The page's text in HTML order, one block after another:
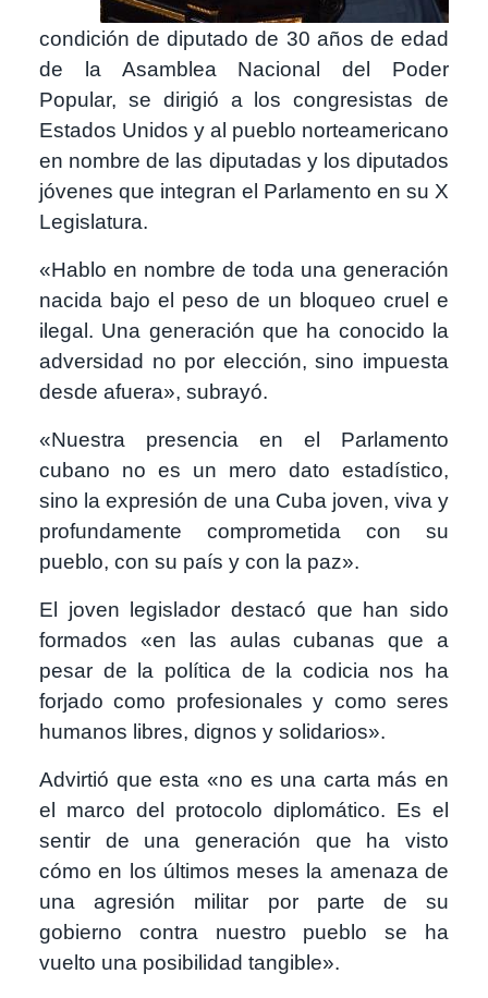
condición de diputado de 30 años de edad
de la Asamblea Nacional del Poder
Popular, se dirigió a los congresistas de
Estados Unidos y al pueblo norteamericano
en nombre de las diputadas y los diputados
jóvenes que integran el Parlamento en su X
Legislatura.
«Hablo en nombre de toda una generación
nacida bajo el peso de un bloqueo cruel e
ilegal. Una generación que ha conocido la
adversidad no por elección, sino impuesta
desde afuera», subrayó.
«Nuestra presencia en el Parlamento
cubano no es un mero dato estadístico,
sino la expresión de una Cuba joven, viva y
profundamente comprometida con su
pueblo, con su país y con la paz».
El joven legislador destacó que han sido
formados «en las aulas cubanas que a
pesar de la política de la codicia nos ha
forjado como profesionales y como seres
humanos libres, dignos y solidarios».
Advirtió que esta «no es una carta más en
el marco del protocolo diplomático. Es el
sentir de una generación que ha visto
cómo en los últimos meses la amenaza de
una agresión militar por parte de su
gobierno contra nuestro pueblo se ha
vuelto una posibilidad tangible».